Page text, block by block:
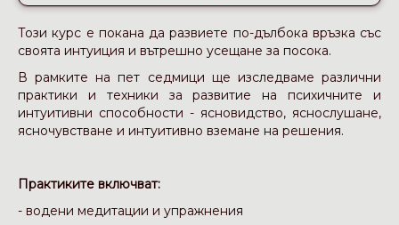
Този курс е покана да развиете по-дълбока връзка със
своята интуиция и вътрешно усещане за посока.
В рамките на пет седмици ще изследваме различни
практики и техники за развитие на психичните и
интуитивни способности - ясновидство, яснослушане,
ясночувстване и интуитивно вземане на решения.
Практиките включват:
- водени медитации и упражнения